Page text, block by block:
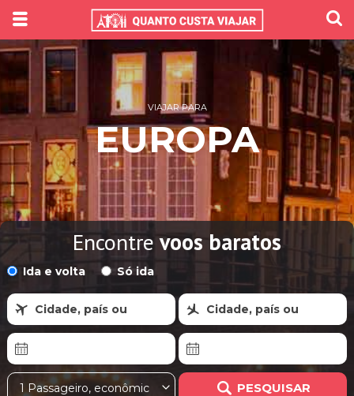
VIAJAR PARA
EUROPA
Encontrevoos baratos
Ida e volta Só ida
Cidade, país ou Cidade, país ou
1 Passageiro, econômica PESQUISAR